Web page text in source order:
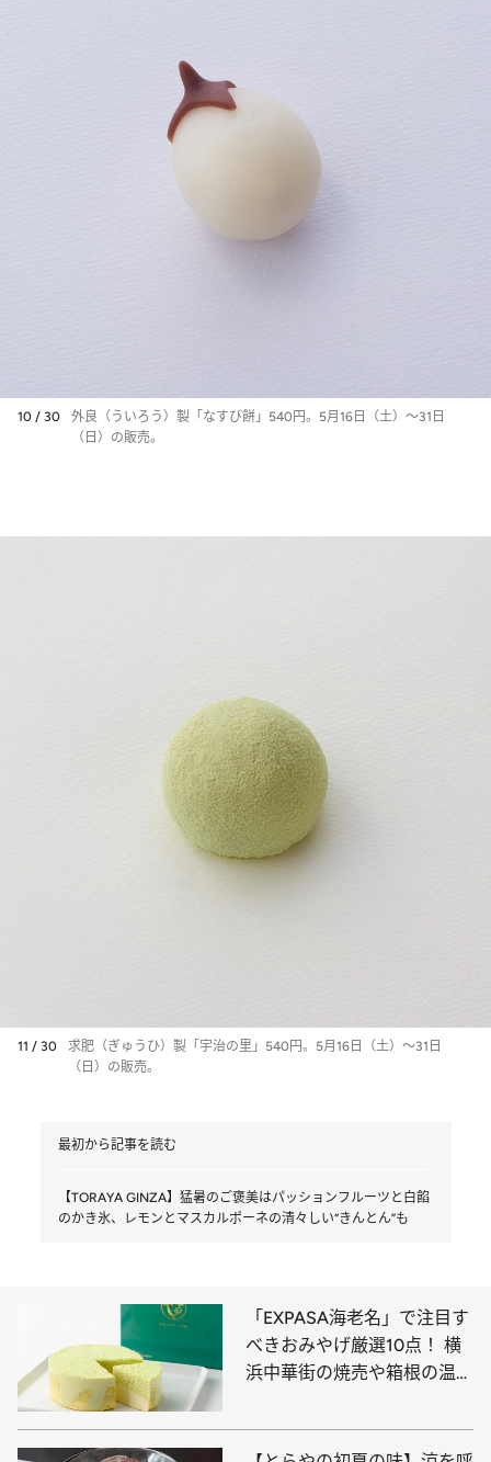
10 / 30
外良（ういろう）製「なすび餅」540円。5月16日（土）～31日
（日）の販売。
11 / 30
求肥（ぎゅうひ）製「宇治の里」540円。5月16日（土）～31日
（日）の販売。
最初から記事を読む
【TORAYA GINZA】猛暑のご褒美はパッションフルーツと白餡
のかき氷、レモンとマスカルポーネの清々しい“きんとん”も
「EXPASA海老名」で注目す
べきおみやげ厳選10点！ 横
浜中華街の焼売や箱根の温泉
手がけるカレーまんやパイ菓
子など必見